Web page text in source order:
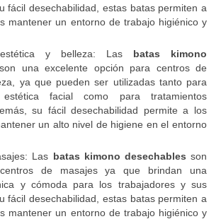
fácil desechabilidad, estas batas permiten a
mantener un entorno de trabajo higiénico y
y belleza: Las batas kimono
son una excelente opción para centros de
ya que pueden ser utilizadas tanto para
facial como para tratamientos
su fácil desechabilidad permite a los
un alto nivel de higiene en el entorno
Las batas kimono desechables son
de masajes ya que brindan una
y cómoda para los trabajadores y sus
fácil desechabilidad, estas batas permiten a
mantener un entorno de trabajo higiénico y